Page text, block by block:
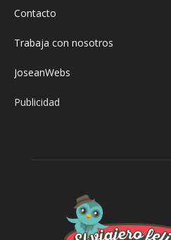
Contacto
Trabaja con nosotros
JoseanWebs
Publicidad